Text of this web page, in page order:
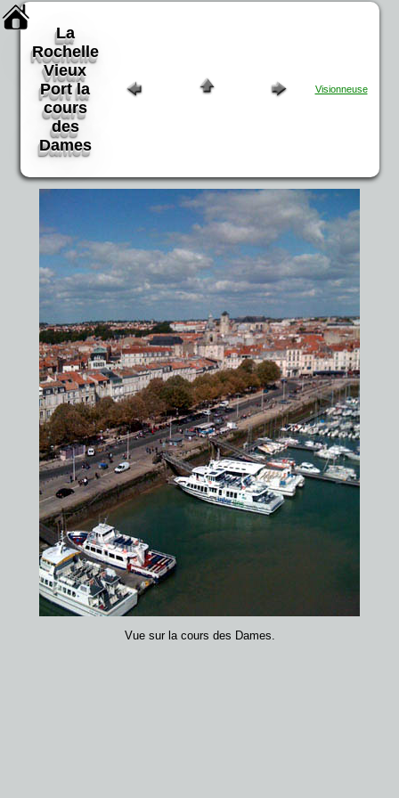
La
Rochelle
Vieux
Port la
cours
des
Dames
Visionneuse
Vue sur la cours des Dames.